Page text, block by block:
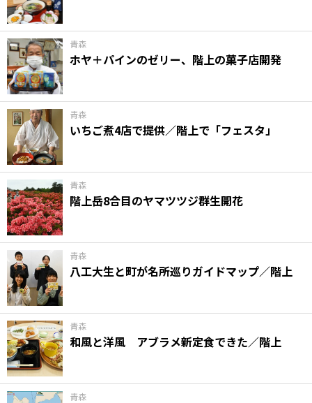
青森
ホヤ＋パインのゼリー、階上の菓子店開発
青森
いちご煮4店で提供／階上で「フェスタ」
青森
階上岳8合目のヤマツツジ群生開花
青森
八工大生と町が名所巡りガイドマップ／階上
青森
和風と洋風 アブラメ新定食できた／階上
青森